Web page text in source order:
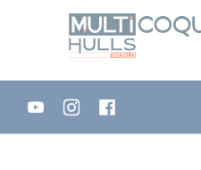
Panneau de gestion des cookies